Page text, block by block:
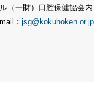
（一財）口腔保健協会内
： jsg@kokuhoken.or.jp